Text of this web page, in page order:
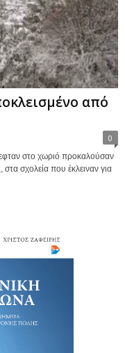
από
0
στο χωριό προκαλούσαν
σχολεία που έκλειναν για